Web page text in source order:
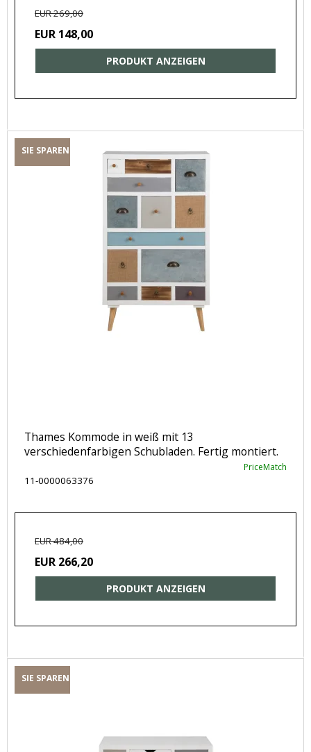
EUR 269,00
EUR 148,00
PRODUKT ANZEIGEN
SIE SPAREN
Thames Kommode in weiß mit 13
verschiedenfarbigen Schubladen. Fertig montiert.
PriceMatch
11-0000063376
EUR 484,00
EUR 266,20
PRODUKT ANZEIGEN
SIE SPAREN